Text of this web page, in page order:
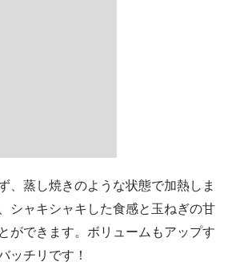
、蒸し焼きのような状態で加熱しま
シャキシャキした食感と玉ねぎの甘
ができます。ボリュームもアップす
ッチリです！